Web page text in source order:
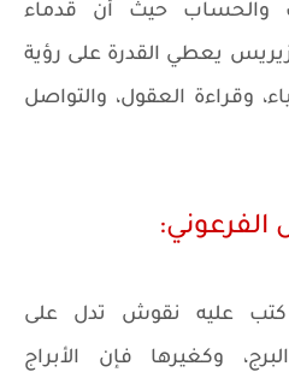
والحساب حيث أن قدماء
يعطي القدرة على رؤية
وقراءة العقول، والتواصل
عليه نقوش تدل على
وكغيرها فإن الأبراج